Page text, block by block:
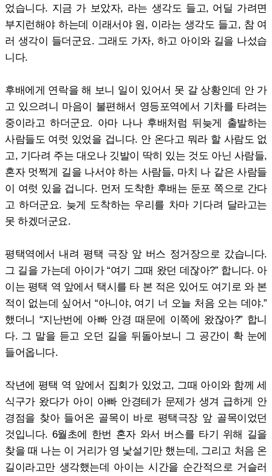
었습니다. 지금 가 보았자, 라는 생각도 들고, 어딜 가려면
부지런해야 하는데 이래서야 원, 이라는 생각도 들고, 참 여
러 생각이 들더군요. 그래도 가자, 하고 아이와 길을 나섰습
니다.
후배에게 연락을 해 보니 일이 있어서 못 갈 상황인데 안 가
고 있으려니 마음이 불편해서 영등포역에서 기차를 타려는
중이라고 하더군요. 아마 나나 후배처럼 뒤늦게 출발하는
사람들도 여럿 있었을 겁니다. 안 온다고 뭐라 할 사람도 없
고, 기다려 주는 대오나 깃발이 딱히 있는 것도 아닌 사람들,
혼자 멋쩍게 길을 나서야 하는 사람들, 마치 나 같은 사람들
이 여럿 있을 겁니다. 먼저 도착한 후배는 둔포 쪽으로 간다
고 하더군요. 늦게 도착하는 우리를 차마 기다려 달라고는
못 하겠더군요.
평택역에서 내려 평택 극장 앞 버스 정거장으로 갔습니다.
그 길을 가는데 아이가 “여기 그때 왔던 데잖아?” 합니다. 아
이는 평택 역 앞에서 택시를 타 본 적은 있어도 여기로 와 본
적이 없는데 싶어서 “아니야, 여기 너 오늘 처음 오는 데야.”
했더니 “지난번에 아빠 안경 때문에 이쪽에 왔잖아?” 합니
다. 그 말을 듣고 오던 길을 뒤돌아보니 그 공간이 확 눈에
들어옵니다.
작년에 평택 역 앞에서 집회가 있었고, 그때 아이와 함께 세
식구가 왔다가 아이 아빠 안경테가 문제가 생겨 급하게 안
경점을 찾아 들어온 골목이 바로 평택극장 앞 골목이었던
것입니다. 6월초에 한번 혼자 와서 버스를 타기 위해 길을
찾을 때 나는 이 거리가 영 낯설기만 했는데, 그리고 처음 온
길이라고만 생각했는데 아이는 시간을 순간적으로 거슬러